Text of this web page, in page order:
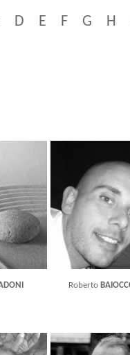
D E F G H
Roberto